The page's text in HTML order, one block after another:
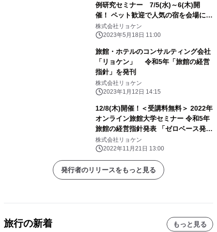
例研究セミナー 7/5(水)～6(木)開
催！ ペット歓迎で人気の宿を会場に
旅館・ホテルの経営改善を学ぶ2日間
株式会社リョケン
2023年5月18日 11:00
旅館・ホテルのコンサルティング会社
「リョケン」 令和5年「旅館の経営
指針」を発刊
株式会社リョケン
2023年1月12日 14:15
12/8(木)開催！＜受講料無料＞ 2022年
オンライン旅館大学セミナー 令和5年
旅館の経営指針発表 「ゼロベース発
想 今できることを探せ！」
株式会社リョケン
2022年11月21日 13:00
発行者のリリースをもっと見る
旅行の新着 もっと見る